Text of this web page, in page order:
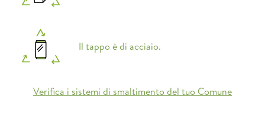
Il tappo è di acciaio.
Verifica i sistemi di smaltimento del tuo Comune